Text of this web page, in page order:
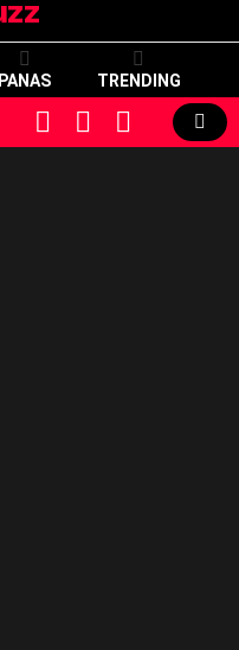
PANAS TRENDING
SWITCH
SKIN
CART LOGIN